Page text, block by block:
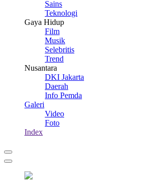
Sains
Teknologi
Gaya Hidup
Film
Musik
Selebritis
Trend
Nusantara
DKI Jakarta
Daerah
Info Pemda
Galeri
Video
Foto
Index